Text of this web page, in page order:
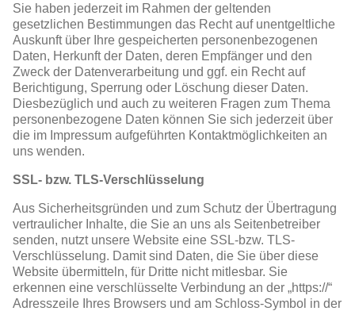
Sie haben jederzeit im Rahmen der geltenden
gesetzlichen Bestimmungen das Recht auf unentgeltliche
Auskunft über Ihre gespeicherten personenbezogenen
Daten, Herkunft der Daten, deren Empfänger und den
Zweck der Datenverarbeitung und ggf. ein Recht auf
Berichtigung, Sperrung oder Löschung dieser Daten.
Diesbezüglich und auch zu weiteren Fragen zum Thema
personenbezogene Daten können Sie sich jederzeit über
die im Impressum aufgeführten Kontaktmöglichkeiten an
uns wenden.
SSL- bzw. TLS-Verschlüsselung
Aus Sicherheitsgründen und zum Schutz der Übertragung
vertraulicher Inhalte, die Sie an uns als Seitenbetreiber
senden, nutzt unsere Website eine SSL-bzw. TLS-
Verschlüsselung. Damit sind Daten, die Sie über diese
Website übermitteln, für Dritte nicht mitlesbar. Sie
erkennen eine verschlüsselte Verbindung an der „https://“
Adresszeile Ihres Browsers und am Schloss-Symbol in der